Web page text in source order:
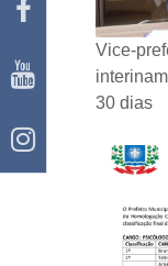
Vice-
30 dias